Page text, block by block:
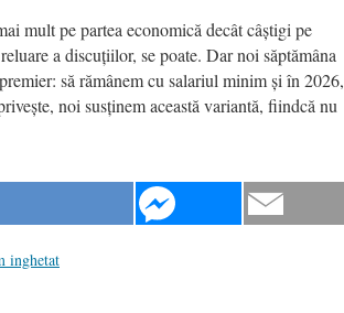
mult pe partea economică decât câștigi pe
a discuțiilor, se poate. Dar noi săptămâna
să rămânem cu salariul minim și în 2026,
noi susținem această variantă, fiindcă nu
inghetat